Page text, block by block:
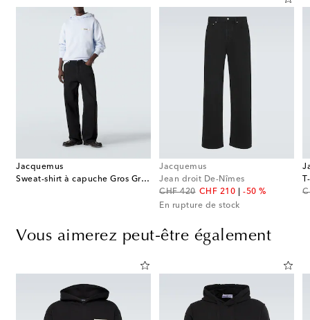
Jacquemus
Sweat-shirt à capuche Gros Grain en coton
Jacquemus
Jean droit De-Nîmes
CHF 420
original priceCHF 210
discount price
-50 %
En rupture de stock
Vous aimerez peut-être également